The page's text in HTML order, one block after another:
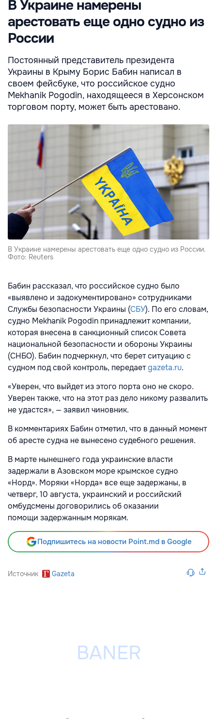
В Украине намерены
арестовать еще одно судно из
России
Постоянный представитель президента
Украины в Крыму Борис Бабин написал в
своем фейсбуке, что российское судно
Mekhanik Pogodin, находящееся в Херсонском
торговом порту, может быть арестовано.
В Украине намерены арестовать еще одно судно из России.
Фото: Reuters
Бабин рассказал, что российское судно было
«выявлено и задокументировано» сотрудниками
Службы безопасности Украины (СБУ). По его словам,
судно Mekhanik Pogodin принадлежит компании,
которая внесена в санкционный список Совета
национальной безопасности и обороны Украины
(СНБО). Бабин подчеркнул, что берет ситуацию с
судном под свой контроль, передаетgazeta.ru.
«Уверен, что выйдет из этого порта оно не скоро.
Уверен также, что на этот раз дело никому развалить
не удастся», — заявил чиновник.
В комментариях Бабин отметил, что в данный момент
об аресте судна не вынесено судебного решения.
В марте нынешнего года украинские власти
задержали в Азовском море крымское судно
«Норд». Моряки «Норда» все еще задержаны, в
четверг, 10 августа, украинский и российский
омбудсмены договорились об оказании
помощи задержанным морякам.
Подпишитесь на новости Point.md в Google
Источник Gazeta